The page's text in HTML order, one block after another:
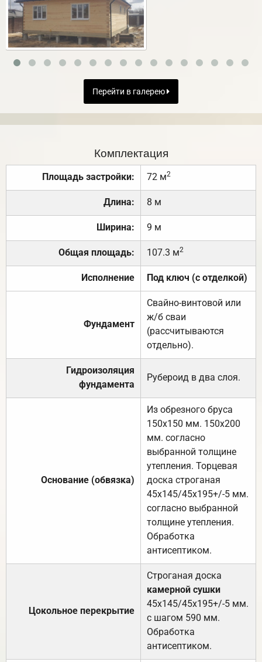
Перейти в галерею
Комплектация
Площадь застройки: 72 м2
Длина: 8 м
Ширина: 9 м
Общая площадь: 107.3 м2
Исполнение Под ключ (с отделкой)
Фундамент
Свайно-винтовой или
ж/б сваи
(рассчитываются
отдельно).
Гидроизоляция
фундамента
Рубероид в два слоя.
Основание (обвязка)
Из обрезного бруса
150х150 мм. 150х200
мм. согласно
выбранной толщине
утепления. Торцевая
доска строганая
45х145/45х195+/-5 мм.
согласно выбранной
толщине утепления.
Обработка
антисептиком.
Цокольное перекрытие
Строганая доска
камерной сушки
45х145/45х195+/-5 мм.
с шагом 590 мм.
Обработка
антисептиком.